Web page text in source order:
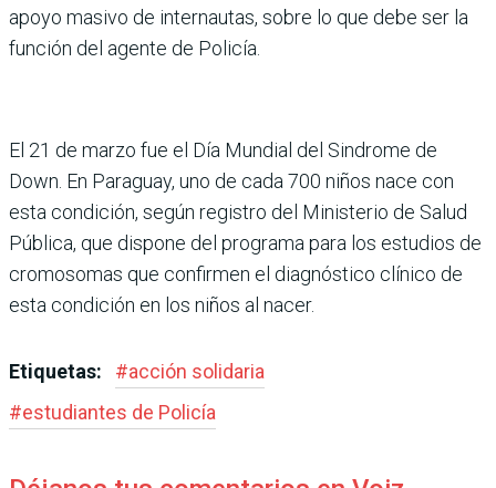
apoyo masivo de internautas, sobre lo que debe ser la
función del agente de Policía.
El 21 de marzo fue el Día Mundial del Sindrome de
Down. En Paraguay, uno de cada 700 niños nace con
esta condición, según registro del Ministerio de Salud
Pública, que dispone del programa para los estudios de
cromosomas que confirmen el diagnóstico clínico de
esta condición en los niños al nacer.
Etiquetas: #acción solidaria
#estudiantes de Policía